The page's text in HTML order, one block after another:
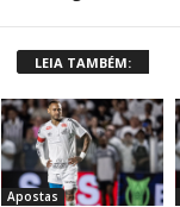
LEIA TAMBÉM:
Apostas